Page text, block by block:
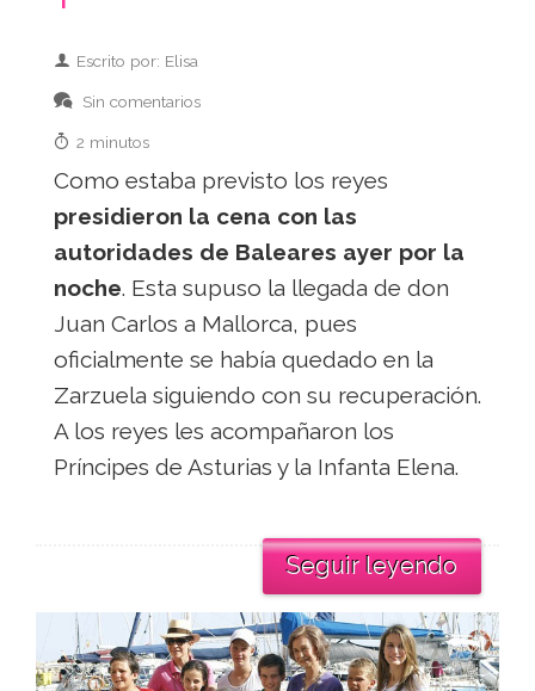
Escrito por: Elisa
Sin comentarios
2 minutos
Como estaba previsto los reyes
presidieron la cena con las
autoridades de Baleares ayer por la
noche. Esta supuso la llegada de don
Juan Carlos a Mallorca, pues
oficialmente se había quedado en la
Zarzuela siguiendo con su recuperación.
A los reyes les acompañaron los
Príncipes de Asturias y la Infanta Elena.
Seguir leyendo